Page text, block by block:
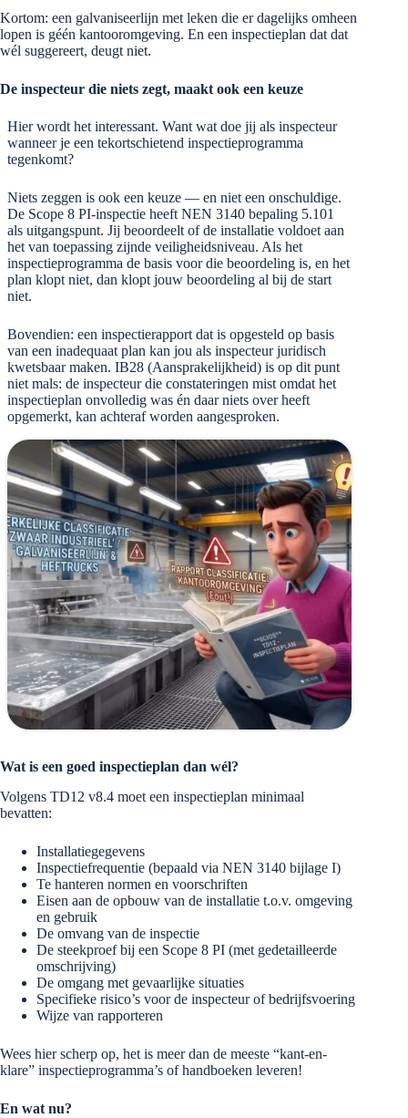
Kortom: een galvaniseerlijn met leken die er dagelijks omheen
lopen is géén kantooromgeving. En een inspectieplan dat dat
wél suggereert, deugt niet.
De inspecteur die niets zegt, maakt ook een keuze
Hier wordt het interessant. Want wat doe jij als inspecteur
wanneer je een tekortschietend inspectieprogramma
tegenkomt?
Niets zeggen is ook een keuze — en niet een onschuldige.
De Scope 8 PI-inspectie heeft NEN 3140 bepaling 5.101
als uitgangspunt. Jij beoordeelt of de installatie voldoet aan
het van toepassing zijnde veiligheidsniveau. Als het
inspectieprogramma de basis voor die beoordeling is, en het
plan klopt niet, dan klopt jouw beoordeling al bij de start
niet.
Bovendien: een inspectierapport dat is opgesteld op basis
van een inadequaat plan kan jou als inspecteur juridisch
kwetsbaar maken. IB28 (Aansprakelijkheid) is op dit punt
niet mals: de inspecteur die constateringen mist omdat het
inspectieplan onvolledig was én daar niets over heeft
opgemerkt, kan achteraf worden aangesproken.
Wat is een goed inspectieplan dan wél?
Volgens TD12 v8.4 moet een inspectieplan minimaal
bevatten:
Installatiegegevens
Inspectiefrequentie (bepaald via NEN 3140 bijlage I)
Te hanteren normen en voorschriften
Eisen aan de opbouw van de installatie t.o.v. omgeving
en gebruik
De omvang van de inspectie
De steekproef bij een Scope 8 PI (met gedetailleerde
omschrijving)
De omgang met gevaarlijke situaties
Specifieke risico’s voor de inspecteur of bedrijfsvoering
Wijze van rapporteren
Wees hier scherp op, het is meer dan de meeste “kant-en-
klare” inspectieprogramma’s of handboeken leveren!
En wat nu?